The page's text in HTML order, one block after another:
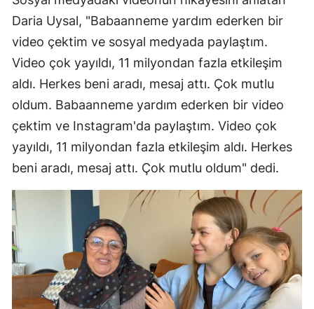
Daria Uysal, "Babaanneme yardım ederken bir
video çektim ve sosyal medyada paylaştım.
Video çok yayıldı, 11 milyondan fazla etkileşim
aldı. Herkes beni aradı, mesaj attı. Çok mutlu
oldum. Babaanneme yardım ederken bir video
çektim ve Instagram'da paylaştım. Video çok
yayıldı, 11 milyondan fazla etkileşim aldı. Herkes
beni aradı, mesaj attı. Çok mutlu oldum" dedi.